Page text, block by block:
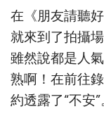
在《朋友請聽
就來到了拍攝
雖然說都是人
熟啊！在前往
約透露了“不安”